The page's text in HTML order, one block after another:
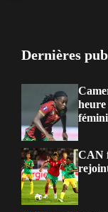
Dernières
CAN